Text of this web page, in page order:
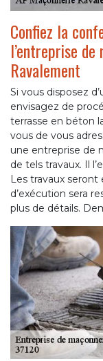
Confiez la
l’entreprise
Ravalement
Si vous disposez
envisagez de
terrasse en béton
vous de vous
une entreprise de
de tels travaux. Il
Les travaux
d’exécution sera
plus de détails.